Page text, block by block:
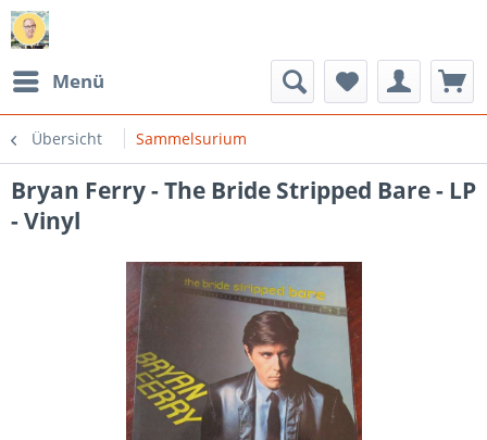
Menü
Übersicht Sammelsurium
Bryan Ferry - The Bride Stripped Bare - LP
- Vinyl